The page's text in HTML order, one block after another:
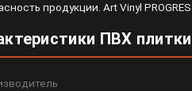
продукции. Art Vinyl
ПВХ плитки